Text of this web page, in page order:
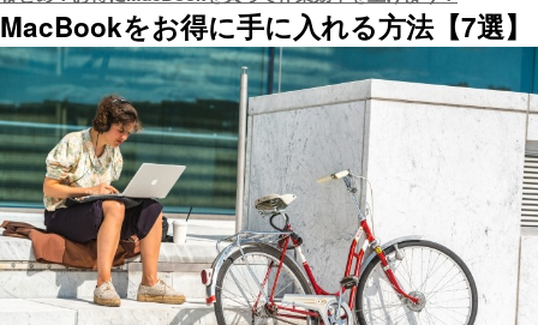
MacBookをお得に手に入れる方法【7選】